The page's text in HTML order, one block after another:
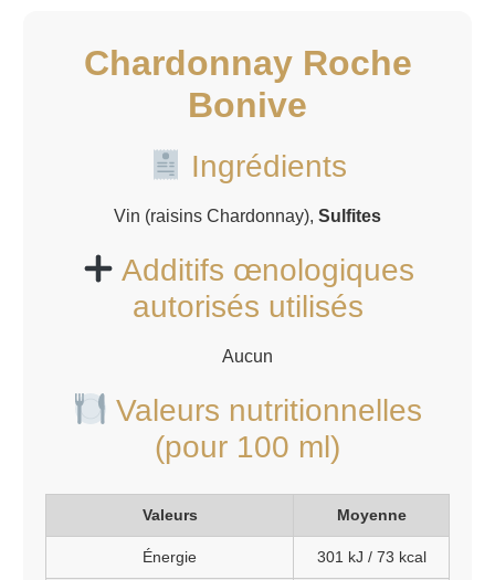
Chardonnay Roche
Bonive
Ingrédients
Vin (raisins Chardonnay), Sulfites
Additifs œnologiques
autorisés utilisés
Aucun
Valeurs nutritionnelles
(pour 100 ml)
Valeurs Moyenne
Énergie 301 kJ / 73 kcal